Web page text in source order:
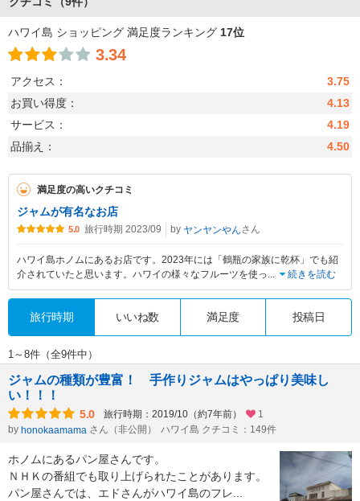
ハワイ島 ショッピング 満足度ランキング 17位
3.34
アクセス：
3.75
お買い得度：
4.13
サービス：
4.19
品揃え：
4.50
満足度の高いクチコミ
ジャムが有名なお店
5.0 旅行時期 2023/09 by ヤンヤンやんさん
ハワイ島ホノムにあるお店です。2023年には「鶴瓶の家族に乾杯」でも紹
介されていたと思います。ハワイの様々なフルーツを使っ... 続きを読む
旅行時期 いいね数 満足度 投稿日
1～8件（全9件中）
ジャムの種類が豊富！ 手作りジャムはやっぱり美味し
い！！！
5.0 旅行時期：2019/10（約7年前）
1
by honokaamama さん（非公開） ハワイ島 クチコミ：149件
ホノムにあるパン屋さんです。
ＮＨＫの番組でも取り上げられたことがあります。
パン屋さんでは、エドさんがハワイ島のフレ